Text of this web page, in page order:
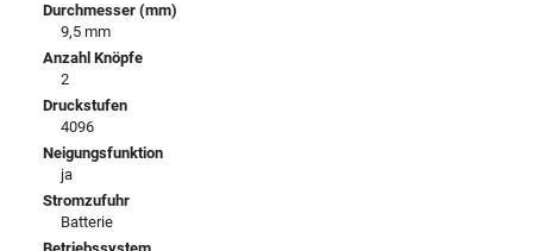
Durchmesser (mm)
9,5 mm
Anzahl Knöpfe
2
Druckstufen
4096
Neigungsfunktion
ja
Stromzufuhr
Batterie